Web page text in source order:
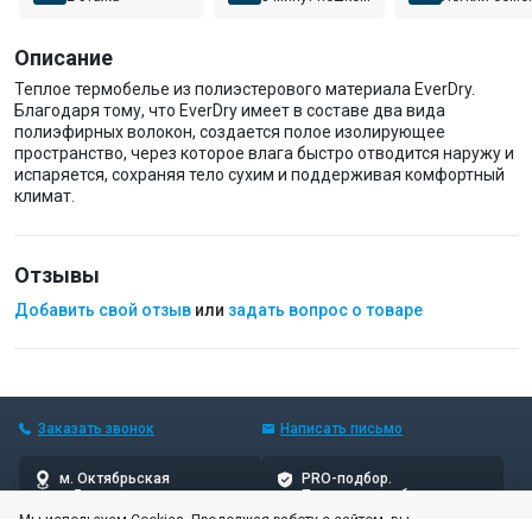
Описание
Теплое термобелье из полиэстерового материала EverDry.
Благодаря тому, что EverDry имеет в составе два вида
полиэфирных волокон, создается полое изолирующее
пространство, через которое влага быстро отводится наружу и
испаряется, сохраняя тело сухим и поддерживая комфортный
климат.
Отзывы
Добавить свой отзыв или задать вопрос о товаре
Заказать звонок Написать письмо
м. Октябрьская
5 мин пешком
PRO-подбор.
Проверенные бренды